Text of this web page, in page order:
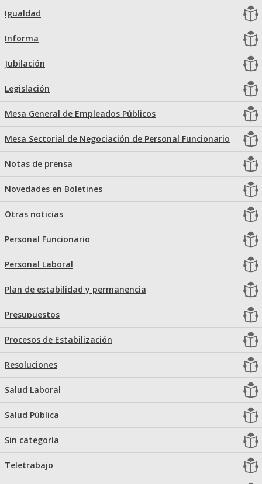
Igualdad
Informa
Jubilación
Legislación
Mesa General de Empleados Públicos
Mesa Sectorial de Negociación de Personal Funcionario
Notas de prensa
Novedades en Boletines
Otras noticias
Personal Funcionario
Personal Laboral
Plan de estabilidad y permanencia
Presupuestos
Procesos de Estabilización
Resoluciones
Salud Laboral
Salud Pública
Sin categoría
Teletrabajo